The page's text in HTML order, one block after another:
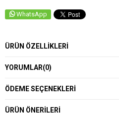
WhatsApp
ÜRÜN ÖZELLIKLERI
YORUMLAR(0)
ÖDEME SEÇENEKLERI
ÜRÜN ÖNERILERI